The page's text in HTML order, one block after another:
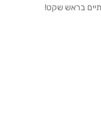
בראש שקט!